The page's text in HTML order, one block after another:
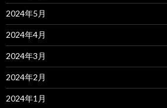
2024年5月
2024年4月
2024年3月
2024年2月
2024年1月